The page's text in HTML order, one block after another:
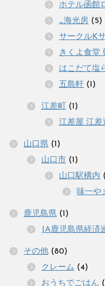
ホテル函館
_海光房 (5)
サークルK
きくよ食堂
はこだて
五島軒 (1)
江差町 (1)
江差屋 江差
山口県 (1)
山口市 (1)
山口駅構内
味一や
鹿児島県 (1)
JA鹿児島県経済
その他 (80)
クレーム (4)
おうちでごはん